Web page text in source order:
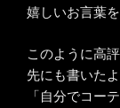
嬉しいお言葉
このように高
先にも書いた
「自分でコー